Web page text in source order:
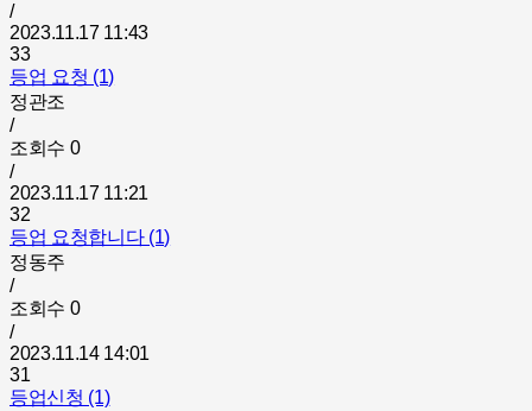
/
2023.11.17 11:43
33
등업 요청 (1)
정관조
/
조회수 0
/
2023.11.17 11:21
32
등업 요청합니다 (1)
정동주
/
조회수 0
/
2023.11.14 14:01
31
등업신청 (1)